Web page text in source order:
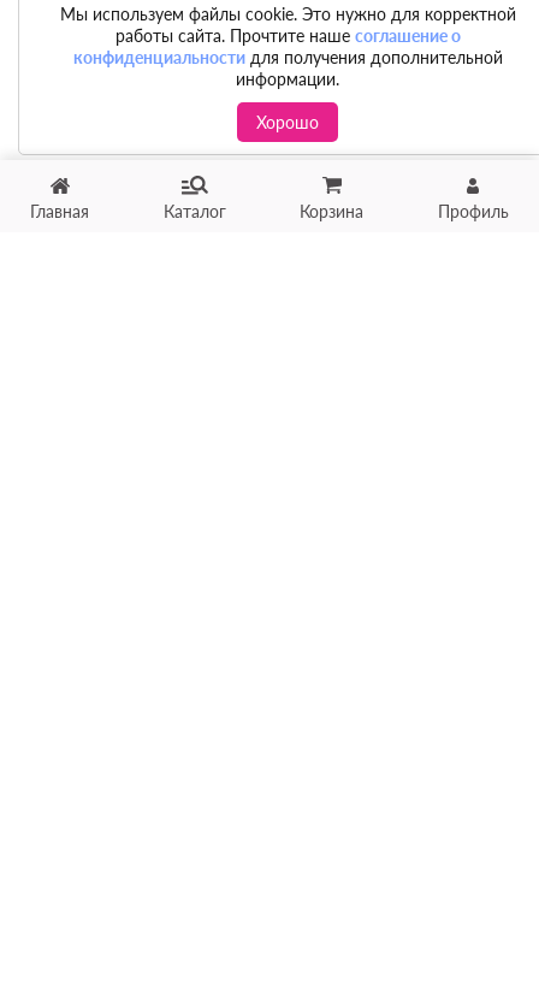
Главная Каталог Корзина Профиль
Мы используем файлы cookie. Это нужно для корректной
работы сайта. Прочтите наше соглашение о
конфиденциальностидля получения дополнительной
информации.
Хорошо